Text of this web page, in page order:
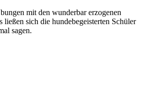
mit den wunderbar erzogenen
sich die hundebegeisterten Schüler
sagen.